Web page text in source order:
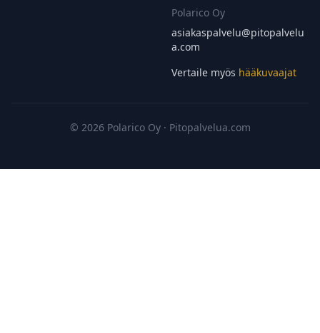
Polarico Oy
asiakaspalvelu@pitopalvelu
a.com
Vertaile myös hääkuvaajat
© 2026 Polarico Oy · Pitopalvelua.com